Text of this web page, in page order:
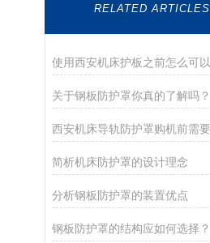
RELATED ARTICLES
关于钢板防护罩你真的了解吗？
简析机床防护罩的设计理念
分析钢板防护罩的装置优点
钢板防护罩的结构应如何选择？